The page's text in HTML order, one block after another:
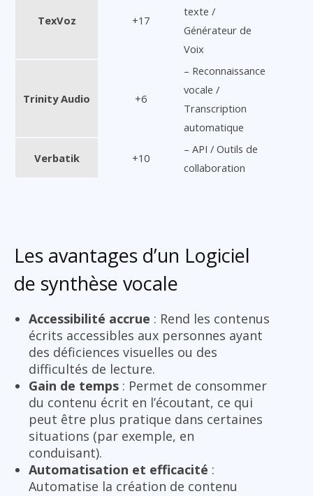
TexVoz +17
texte /
Générateur de
Voix
Trinity Audio +6
– Reconnaissance
vocale /
Transcription
automatique
Verbatik +10
– API / Outils de
collaboration
Les avantages d’un Logiciel
de synthèse vocale
Accessibilité accrue : Rend les contenus
écrits accessibles aux personnes ayant
des déficiences visuelles ou des
difficultés de lecture.
Gain de temps : Permet de consommer
du contenu écrit en l’écoutant, ce qui
peut être plus pratique dans certaines
situations (par exemple, en
conduisant).
Automatisation et efficacité :
Automatise la création de contenu